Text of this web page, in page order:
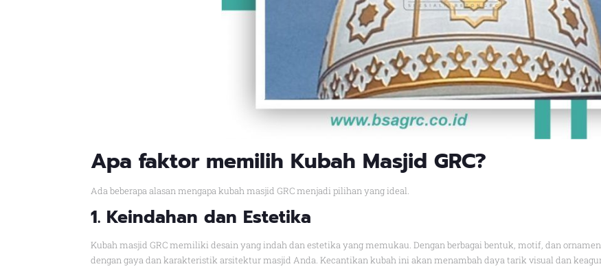
Apa faktor memilih Kubah Masjid GRC?
Ada beberapa alasan mengapa kubah masjid GRC menjadi pilihan yang ideal.
1. Keindahan dan Estetika
Kubah masjid GRC memiliki desain yang indah dan estetika yang memukau. Dengan berbagai bentuk, motif, dan
dengan gaya dan karakteristik arsitektur masjid Anda. Kecantikan kubah ini akan menambah daya tarik visual dan